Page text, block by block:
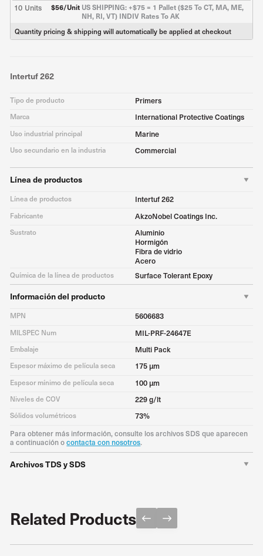
10 Units $56/Unit US SHIPPING: +$75 = 1 Pallet ($25 To CT, MA, ME,
NH, RI, VT) INDIV Rates To AK
Quantity pricing & shipping will automatically be applied at checkout
Intertuf 262
Tipo de producto Primers
Marca International Protective Coatings
Uso industrial principal Marine
Uso secundario en la industria Commercial
Línea de productos
Línea de productos Intertuf 262
Fabricante AkzoNobel Coatings Inc.
Sustrato
Aluminio
Hormigón
Fibra de vidrio
Acero
Química de la línea de productos Surface Tolerant Epoxy
Información del producto
MPN 5606683
MILSPEC Num MIL-PRF-24647E
Embalaje Multi Pack
Espesor máximo de película seca 175 μm
Espesor mínimo de película seca 100 μm
Niveles de COV 229 g/lt
Sólidos volumétricos 73%
Para obtener más información, consulte los archivos SDS que aparecen
a continuación ocontacta con nosotros.
Archivos TDS y SDS
Related Products